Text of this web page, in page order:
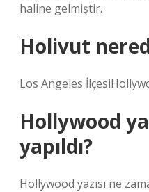
haline gelmiştir.
Holivut
Los Angeles
Hollywood
yapıldı?
Hollywood yazısı ne